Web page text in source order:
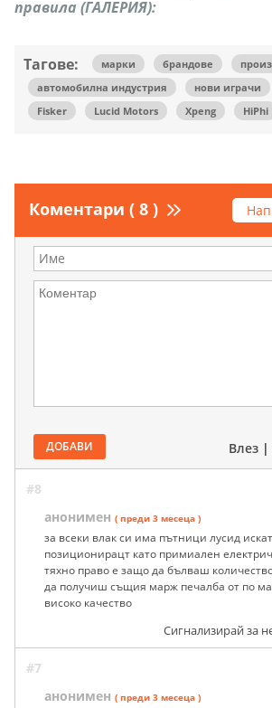
правила (ГАЛЕРИЯ):
Тагове: марки брандове
автомобилна индустрия
нови играчи
Fisker
Lucid Motors Xpeng HiPhi
Коментари ( 8 )
ДОБАВИ Влез |
#8
анонимен ( преди 3 месеца )
за всеки влак си има пътници лусид
позиционирацт като примиален
тяхно право е защо да бълваш
да получиш същия марж печалба от по
високо качество
Сигнализирай за
#7
анонимен ( преди 3 месеца )